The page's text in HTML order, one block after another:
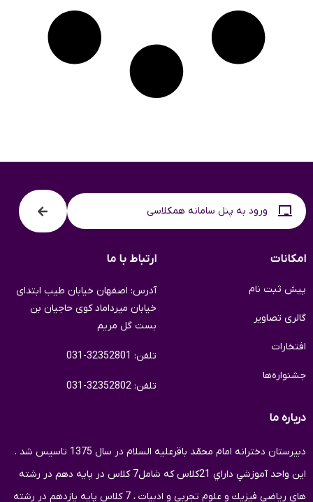
ورود به پنل سامانه همکلاسی
امکانات
پیش ثبت نام
گالری تصاویر
افتخارات
جشنواره‌ها
ارتباط با ما
آدرس: اصفهان خیابان طیب ابتدای
خیابان میرداماد کوی حاجیان بن
بست گل مریم
تلفن: 32352801-031
تلفن: 32352802-031
درباره ما
دبيرستان دخترانه امام محمّد باقرعلیه السلام در سال 1375 تاسيس شد .
اين واحد آموزشي داراي 21كلاس كه شامل7 كلاس در پايه دهم در رشته
های رياضي فيزيك و علوم تجربي و ادبیات ، 7 كلاس پايه یازدهم در رشته